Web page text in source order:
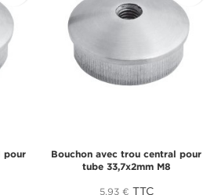
pour
Bouchon avec trou central pour
tube 33,7x2mm M8
5,93 € TTC
pour ajouter des produits